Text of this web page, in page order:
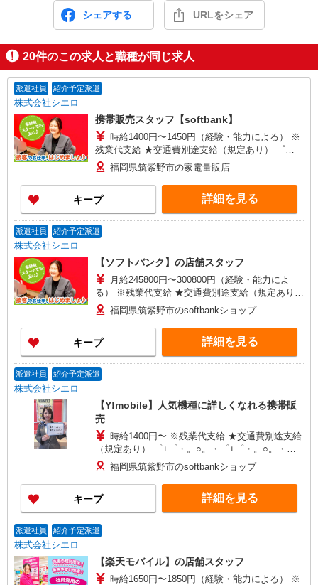
シェアする URLをシェア
20件のこの求人と職種が同じ求人
派遣社員 紹介予定派遣
株式会社シエロ
携帯販売スタッフ【softbank】
時給1400円〜1450円（経験・能力による） ※
残業代支給 ★交通費別途支給（規定あり） ゜
+゜・。○。・゜+゜・。○。・゜+゜ 入社祝い金10
万円支給(規定有) お友達を紹介頂くと, インセンテ
ィブ支給(規定有) ★月2回払い・週払い可能（規程
有）★ ゜・。○。・゜+゜・。○。・゜+゜
福岡県筑紫野市の家電量販店
キープ 詳細を見る
派遣社員 紹介予定派遣
株式会社シエロ
【ソフトバンク】の店舗スタッフ
月給245800円〜300800円（経験・能力によ
る） ※残業代支給 ★交通費別途支給（規定あり）
゜+゜・。○。・゜+゜・。○。・゜+゜ 入社祝い金
10万円支給(規定有) お友達を紹介頂くと, インセン
ティブ支給(規定有) ゜・。○。・゜+゜・。
○。・゜+゜
福岡県筑紫野市のsoftbankショップ
キープ 詳細を見る
派遣社員 紹介予定派遣
株式会社シエロ
【Y!mobile】人気機種に詳しくなれる携帯販
売
時給1400円〜 ※残業代支給 ★交通費別途支給
（規定あり） ゜+゜・。○。・゜+゜・。○。・゜
+゜ 入社祝い金10万円支給(規定有) お友達を紹介
頂くと, インセンティブ支給(規定有) ★月2回払
い・週払い可能（規程有）★ ゜・。○。・゜
+゜・。○。・゜+゜
福岡県筑紫野市のsoftbankショップ
キープ 詳細を見る
派遣社員 紹介予定派遣
株式会社シエロ
【楽天モバイル】の店舗スタッフ
時給1650円〜1850円（経験・能力による） ※